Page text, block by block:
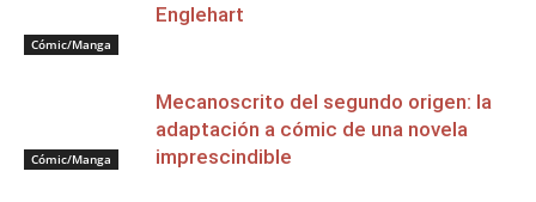
Cómic/Manga
Englehart
Cómic/Manga
Mecanoscrito del segundo origen: la
adaptación a cómic de una novela
imprescindible